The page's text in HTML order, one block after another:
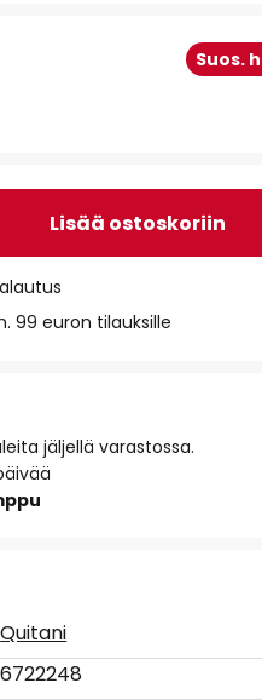
Suos.
Lisää ostoskoriin
99 euron tilauksille
jäljellä varastossa.
Quitani
6722248